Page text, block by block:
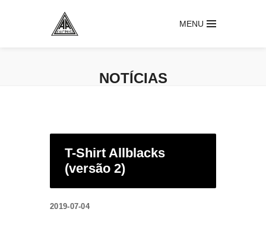
MENU
NOTÍCIAS
T-Shirt Allblacks
(versão 2)
2019-07-04